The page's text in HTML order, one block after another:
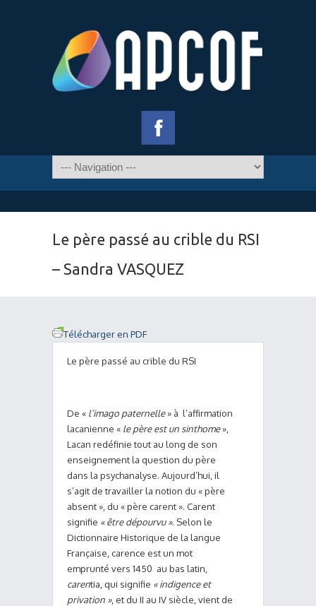
Le père passé au crible du RSI
– Sandra VASQUEZ
Télécharger en PDF
Le père passé au crible du RSI
De « l’imago paternelle» à l’affirmation
lacanienne « le père est un sinthome»,
Lacan redéfinie tout au long de son
enseignement la question du père
dans la psychanalyse. Aujourd’hui, il
s’agit de travailler la notion du « père
absent », du « père carent ». Carent
signifie « être dépourvu ». Selon le
Dictionnaire Historique de la langue
Française, carence est un mot
emprunté vers 1450 au bas latin,
carentia, qui signifie « indigence et
privation », et du II au IV siècle, vient de